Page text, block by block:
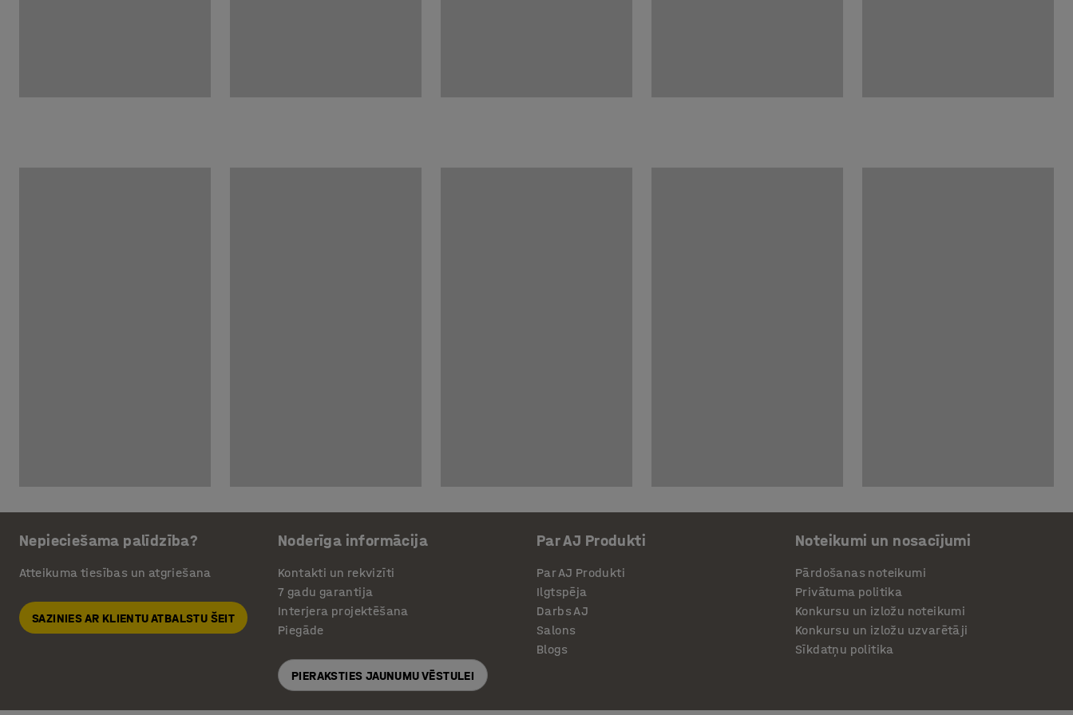
Nepieciešama palīdzība?
Atteikuma tiesības un atgriešana
SAZINIES AR KLIENTU ATBALSTU ŠEIT
Noderīga informācija
Kontakti un rekvizīti
7 gadu garantija
Interjera projektēšana
Piegāde
PIERAKSTIES JAUNUMU VĒSTULEI
Par AJ Produkti
Par AJ Produkti
Ilgtspēja
Darbs AJ
Salons
Blogs
Noteikumi un nosacījumi
Pārdošanas noteikumi
Privātuma politika
Konkursu un izložu noteikumi
Konkursu un izložu uzvarētāji
Sīkdatņu politika